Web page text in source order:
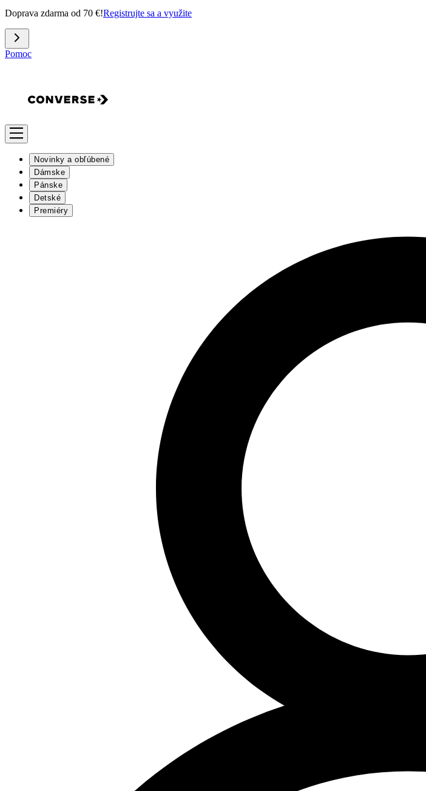
Doprava zdarma od 70 €!Registrujte sa a využite
Pomoc
Novinky a obľúbené
Dámske
Pánske
Detské
Premiéry